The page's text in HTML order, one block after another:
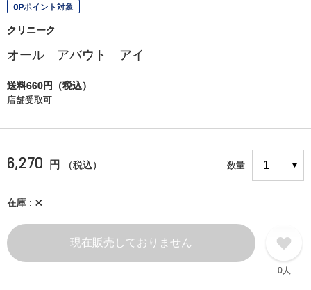
OPポイント対象
クリニーク
オール アバウト アイ
送料660円（税込）
店舗受取可
6,270 円 （税込） 数量
在庫 ×
現在販売しておりません
0人